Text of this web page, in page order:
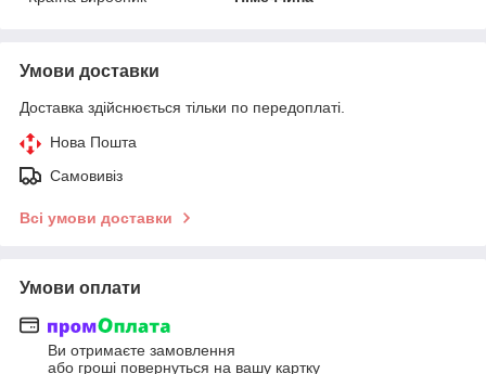
Умови доставки
Доставка здійснюється тільки по передоплаті.
Нова Пошта
Самовивіз
Всі умови доставки
Умови оплати
Ви отримаєте замовлення
або гроші повернуться на вашу картку